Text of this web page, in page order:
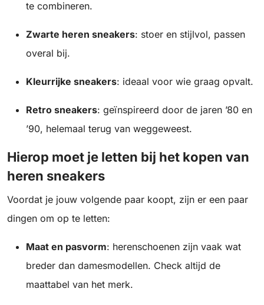
te combineren.
Zwarte heren sneakers: stoer en stijlvol, passen
overal bij.
Kleurrijke sneakers: ideaal voor wie graag opvalt.
Retro sneakers: geïnspireerd door de jaren ’80 en
’90, helemaal terug van weggeweest.
Hierop moet je letten bij het kopen van
heren sneakers
Voordat je jouw volgende paar koopt, zijn er een paar
dingen om op te letten:
Maat en pasvorm: herenschoenen zijn vaak wat
breder dan damesmodellen. Check altijd de
maattabel van het merk.